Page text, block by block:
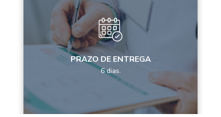
PRAZO DE ENTREGA
6 dias.